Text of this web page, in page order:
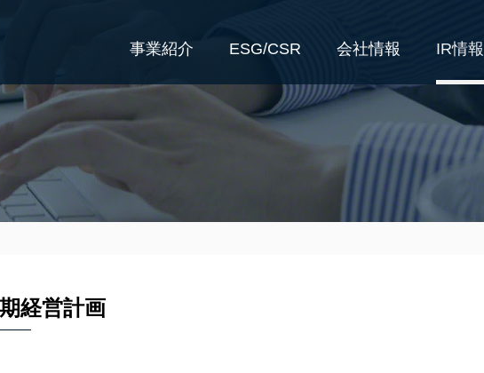
事業紹介 ESG/CSR 会社情報 IR情報
経営計画